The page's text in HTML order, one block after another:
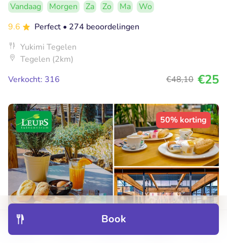
Book
Vandaag Morgen Za Zo Ma
Wo
9.6
Perfect • 274 beoordelingen
Yukimi Tegelen
Tegelen (2km)
Verkocht: 316
€48,10 €25
50% korting